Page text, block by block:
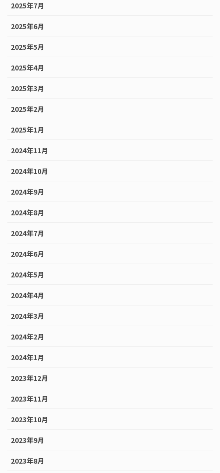
2025年7月
2025年6月
2025年5月
2025年4月
2025年3月
2025年2月
2025年1月
2024年11月
2024年10月
2024年9月
2024年8月
2024年7月
2024年6月
2024年5月
2024年4月
2024年3月
2024年2月
2024年1月
2023年12月
2023年11月
2023年10月
2023年9月
2023年8月